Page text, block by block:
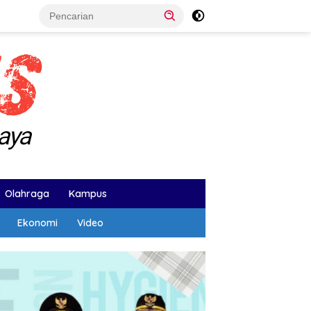
Olahraga Kampus
Ekonomi Video